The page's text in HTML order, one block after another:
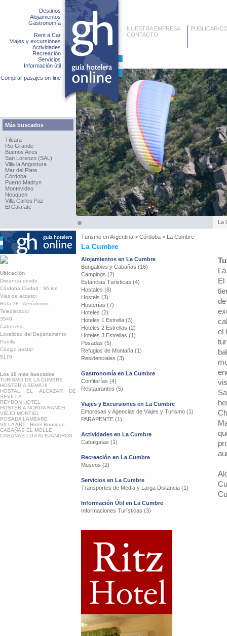
Destinos
Alojamientos
Gastronomía
Rent a Car
Viajes y excursiones
Actividades
Recreación
Servicios
Información útil
Comprar pasajes on-line
Más buscados
Tilcara
Rio Grande
Buenos Aires
San Lorenzo (SAL)
Villa la Angostura
Mar del Plata
Córdoba
Puerto Madryn
Montevideo
Neuquen
Villa Carlos Paz
El Calafate
NUESTRA EMPRESA
CONTACTO
PUBLICAR/
La
Turismo enArgentina > Córdoba > La Cumbre
La Cumbre
Ubicación
Distancia desde:
Córdoba Ciudad : 96 km
Vias de acceso:
Ruta 38 - Aeródromo.
Telediscado:
3548
Cabecera:
Localidad del Departamento
Punilla
Código postal:
5178
Los 10 más buscados
TURISMO DE LA CUMBRE
HOSTERIA SEMA III
HOSTAL EL ALCAZAR DE
SEVILLA
REYDON HOTEL
HOSTERIA NORITA RANCH
VIEJO MONTIEL
POSADA LAMBARE
VILLA ART - Hotel Boutique
CABAÑAS EL MOLLE
CABAÑAS LOS ALEJANDROS
Alojamientos en La Cumbre
Bungalows y Cabañas (16)
Campings (2)
Estancias Turisticas (4)
Hostales (8)
Hostels (3)
Hosterías (7)
Hoteles (2)
Hoteles 1 Estrella (3)
Hoteles 2 Estrellas (2)
Hoteles 3 Estrellas (1)
Posadas (5)
Refugios de Montaña (1)
Residenciales (3)
Gastronomía en La Cumbre
Confiterías (4)
Restaurantes (5)
Viajes y Excursiones en La Cumbre
Empresas y Agencias de Viajes y Turismo (1)
PARAPENTE (1)
Actividades en La Cumbre
Cabalgatas (1)
Recreación en La Cumbre
Museos (2)
Servicios en La Cumbre
Transportes de Media y Larga Distancia (1)
Información Útil en La Cumbre
Informaciones Turísticas (3)
El
el